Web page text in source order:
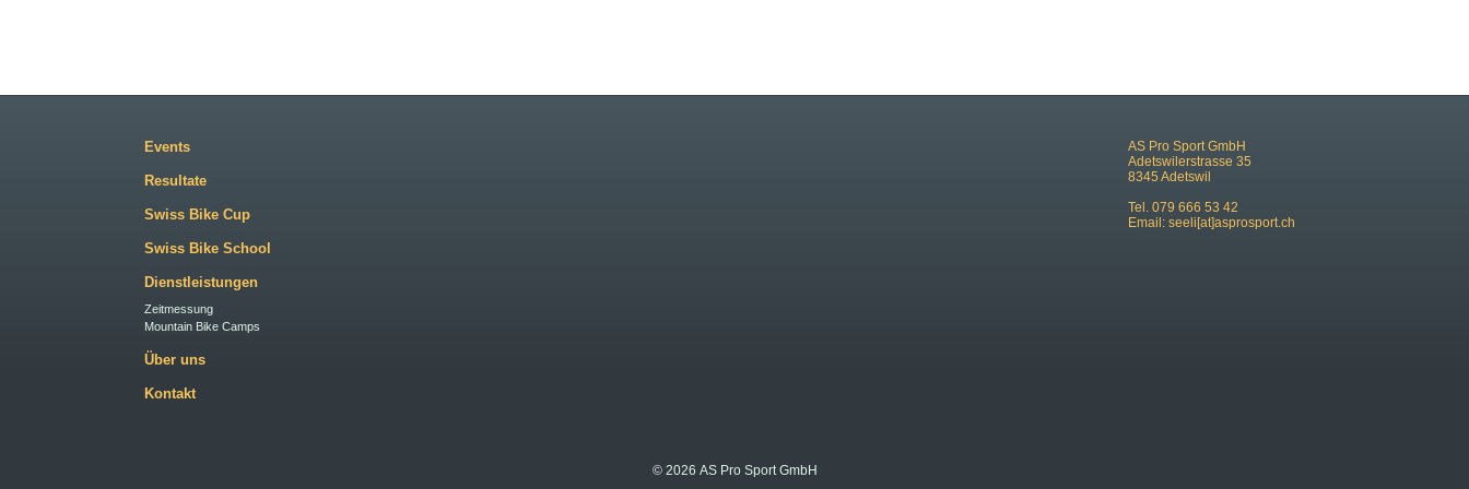
AS Pro Sport GmbH
Adetswilerstrasse 35
8345 Adetswil
Tel. 079 666 53 42
Email: seeli[at]asprosport.ch
Events
Resultate
Swiss Bike Cup
Swiss Bike School
Dienstleistungen
Zeitmessung
Mountain Bike Camps
Über uns
Kontakt
© 2026 AS Pro Sport GmbH